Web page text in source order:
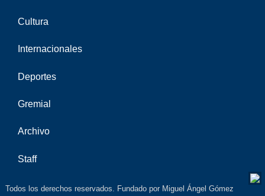
Cultura
Internacionales
Deportes
Gremial
Archivo
Staff
Todos los derechos reservados. Fundado por Miguel Ángel Gómez